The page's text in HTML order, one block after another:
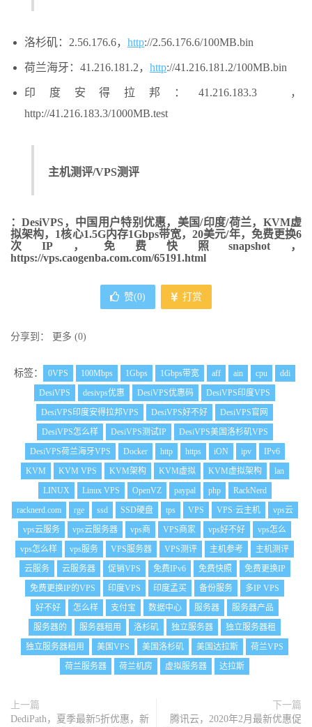
洛杉矶：2.56.176.6， http://2.56.176.6/100MB.bin
荷兰海牙：41.216.181.2， http://41.216.181.2/100MB.bin
印度安得拉邦：41.216.183.3 ，
http://41.216.183.3/1000MB.test
主机测评/VPS测评
：DesiVPS，中国用户特别优惠，美国/印度/荷兰，KVM虚
拟架构，1核心1.5G内存1Gbps带宽，20美元/年，免费更换6
次IP，免费快照snapshot，
https://vps.caogenba.com.com/65191.html
赞(0) 打赏
分享到： 更多 (0)
标签： 0VPS 100Mbps 1Gbps 1Gbps带宽 aff ain cpu
ddi
DesiVPS
desivps优惠 DesiVPS优惠码
DesiVPS印度VPS
DesiVPS印度安得拉邦VPS
DesiVPS好不好
DesiVPS官网
DesiVPS怎么样
DesiVPS测试IP
DesiVPS美国洛杉矶VPS
DesiVPS荷兰海牙VPS
Docker http https iON ipv
IPv6
KVM
KVM VPS KVM架构 KVM虚拟 KVM虚拟架构
lan
LINUX
Linux VPS OpenVZ paypal php
RackNerd
racknerd.com
rge ssd SSD硬盘 tps VPS VPS·云主机
vps云
vps云服务
vps云服务器 vps商 VPS商家 vps好不好
vps怎么
vps怎么样
vps服务 VPS服务器 VPS测评 主机参考
主机测评
云服务
云服务器 促销VPS 免费IPv6 免费快照
免费更换IP
免费更换IP的VPS
印度VPS 印度孟买 备份服务
多IP VPS
好不好
怎么样 支付宝 数据中心 服务器
服务器产品
服务器的
服务器租用 洛杉矶 独立服务器
独立服务器租
独立服务器租用
美国VPS 美国洛杉矶 美国达拉斯
荷兰VPS
荷兰服务器
荷兰机房 虚拟服务器 达拉斯
上一篇
DediPath，夏季最新5折优惠，新
下一篇
腾讯云，2020年2月最新优惠促